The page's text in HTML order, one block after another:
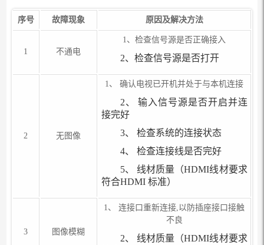
序号 故障现象 原因及解决方法
1 不通电
1、检查信号源是否正确接入
2、检查信号源是否打开
2 无图像
1、 确认电视已开机并处于与本机连接
2、 输入信号源是否开启并连
接完好
3、 检查系统的连接状态
4、 检查连接线是否完好
5、 线材质量（HDMI线材要求
符合HDMI 标准）
3 图像模糊
1、 连接口重新连接,以防插座接口接触
不良
2、 线材质量（HDMI线材要求